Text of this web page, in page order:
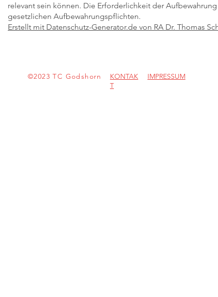
relevant sein können. Die Erforderlichkeit der
gesetzlichen Aufbewahrungspflichten.
Erstellt mit Datenschutz-Generator.de von RA Dr. Thomas
©2023 TC Godshorn
KONTAK
T
IMPRESSUM